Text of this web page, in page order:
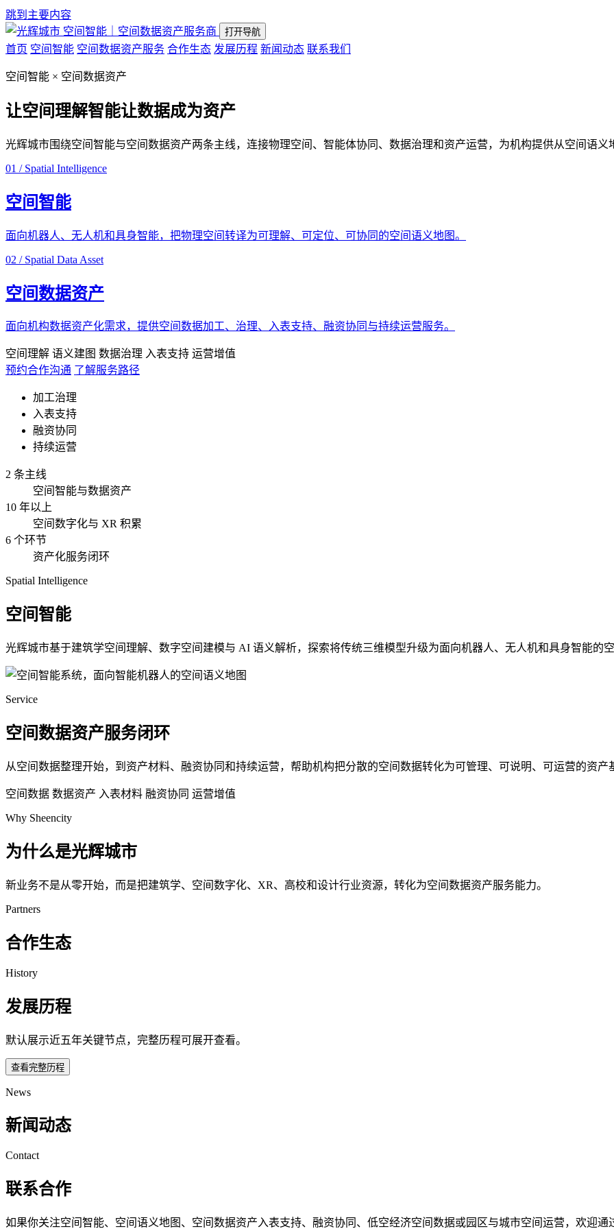
跳到主要内容
空间智能｜空间数据资产服务商
打开导航
首页 空间智能 空间数据资产服务 合作生态 发展历程 新闻动态 联系我们
空间智能 × 空间数据资产
让空间理解智能让数据成为资产
光辉城市围绕空间智能与空间数据资产两条主线，连接物理空间、智能体协同、数据治理和资产运营，为机构提供从空间语义
01 / Spatial Intelligence
空间智能
面向机器人、无人机和具身智能，把物理空间转译为可理解、可定位、可协同的空间语义地图。
02 / Spatial Data Asset
空间数据资产
面向机构数据资产化需求，提供空间数据加工、治理、入表支持、融资协同与持续运营服务。
空间理解 语义建图 数据治理 入表支持 运营增值
预约合作沟通 了解服务路径
加工治理
入表支持
融资协同
持续运营
2 条主线
空间智能与数据资产
10 年以上
空间数字化与 XR 积累
6 个环节
资产化服务闭环
Spatial Intelligence
空间智能
光辉城市基于建筑学空间理解、数字空间建模与 AI 语义解析，探索将传统三维模型升级为面向机器人、无人机和具身智能的空
Service
空间数据资产服务闭环
从空间数据整理开始，到资产材料、融资协同和持续运营，帮助机构把分散的空间数据转化为可管理、可说明、可运营的资产
空间数据 数据资产 入表材料 融资协同 运营增值
Why Sheencity
为什么是光辉城市
新业务不是从零开始，而是把建筑学、空间数字化、XR、高校和设计行业资源，转化为空间数据资产服务能力。
Partners
合作生态
History
发展历程
默认展示近五年关键节点，完整历程可展开查看。
查看完整历程
News
新闻动态
Contact
联系合作
如果你关注空间智能、空间语义地图、空间数据资产入表支持、融资协同、低空经济空间数据或园区与城市空间运营，欢迎通